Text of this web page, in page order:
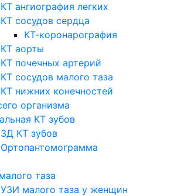
КТ ангиография легких
КТ сосудов сердца
КТ-коронарография
КТ аорты
КТ почечных артерий
КТ сосудов малого таза
КТ нижних конечностей
организма
КТ зубов
3Д КТ зубов
Ортопантомограмма
таза
УЗИ малого таза у женщин